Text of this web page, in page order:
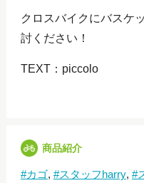
クロスバイクにバスケ
討ください！
TEXT：piccolo
商品紹介
カゴ スタッフharry